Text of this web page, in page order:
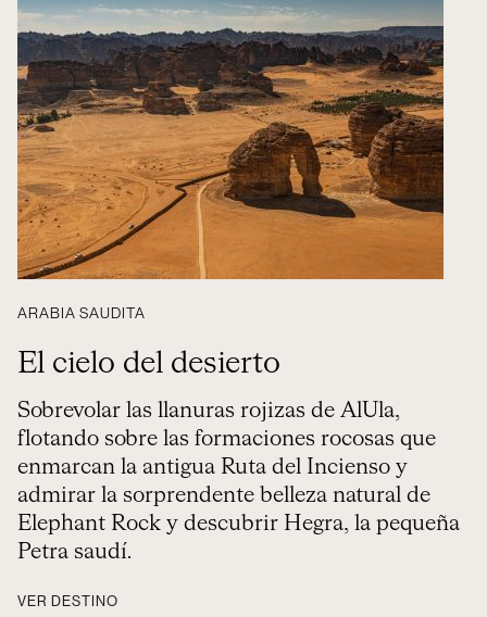
ARABIA SAUDITA
El cielo del desierto
Sobrevolar las llanuras rojizas de AlUla,
flotando sobre las formaciones rocosas que
enmarcan la antigua Ruta del Incienso y
admirar la sorprendente belleza natural de
Elephant Rock y descubrir Hegra, la pequeña
Petra saudí.
VER DESTINO